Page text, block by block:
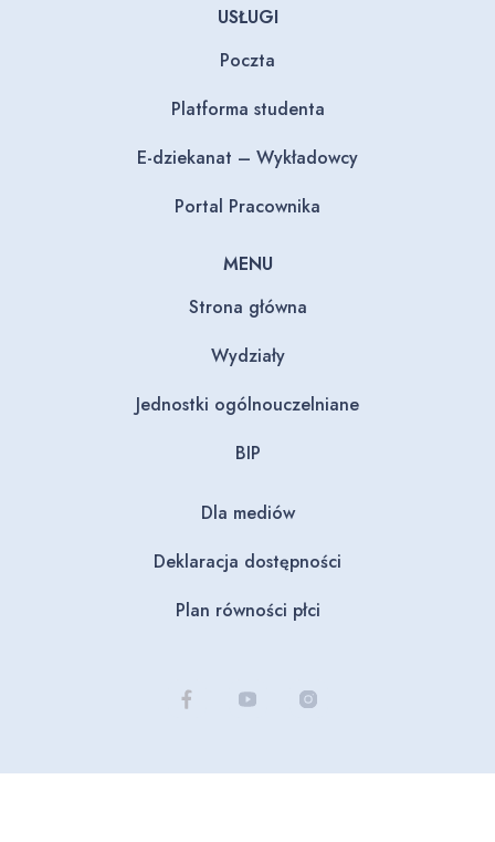
USŁUGI
Poczta
Platforma studenta
E-dziekanat – Wykładowcy
Portal Pracownika
MENU
Strona główna
Wydziały
Jednostki ogólnouczelniane
BIP
Dla mediów
Deklaracja dostępności
Plan równości płci